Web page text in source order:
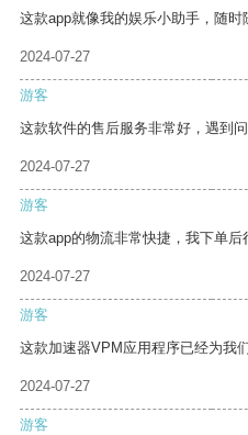
这款app就像我的娱乐小助手，随时
2024-07-27
游客
这款软件的售后服务非常好，遇到
2024-07-27
游客
这款app的物流非常快捷，我下单后
2024-07-27
游客
这款加速器VPM应用程序已经为我
2024-07-27
游客